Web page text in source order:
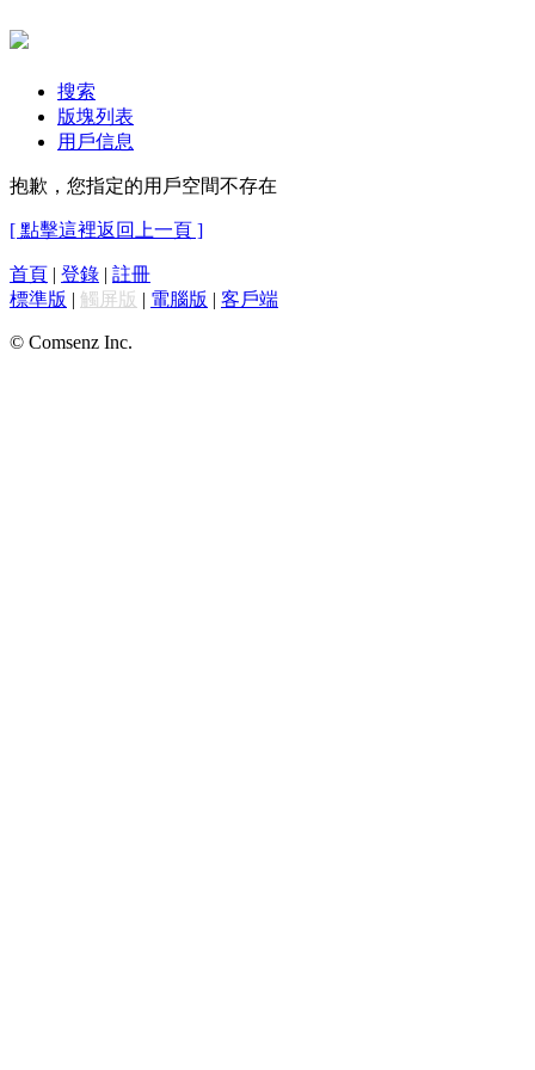
搜索
版塊列表
用戶信息
抱歉，您指定的用戶空間不存在
[ 點擊這裡返回上一頁 ]
首頁 | 登錄 | 註冊
標準版 | 觸屏版 | 電腦版 | 客戶端
© Comsenz Inc.